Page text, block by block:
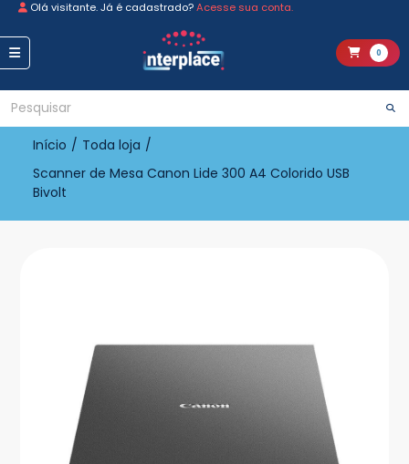
Olá visitante. Já é cadastrado?Acesse sua conta.
0
Início / Toda loja /
Scanner de Mesa Canon Lide 300 A4 Colorido USB
Bivolt